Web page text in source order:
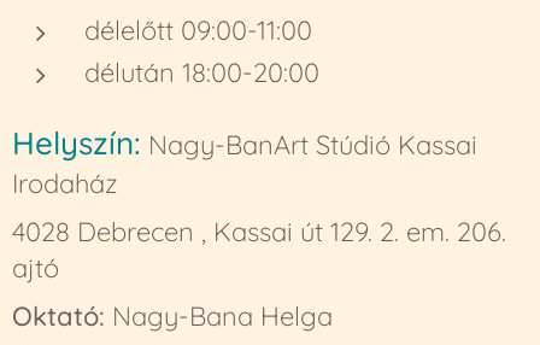
délelőtt 09:00-11:00
délután 18:00-20:00
Helyszín: Nagy-BanArt Stúdió Kassai
Irodaház
4028 Debrecen , Kassai út 129. 2. em. 206.
ajtó
Oktató: Nagy-Bana Helga